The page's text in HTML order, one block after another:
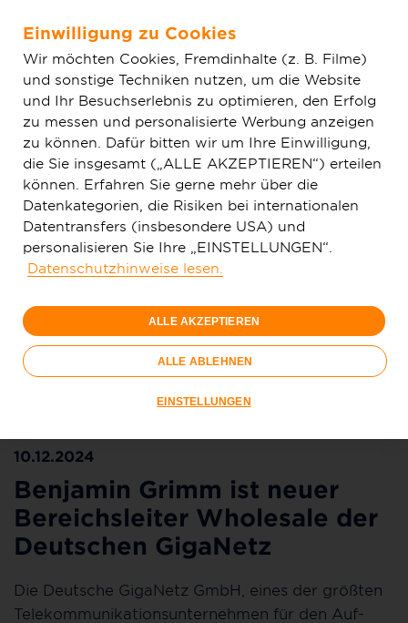
Zum Hauptinhalt springen
Aktuelles
Bereichsleiter Wholesale der Deutschen GigaNetz
Benjamin Grimm ©Deutsche GigaNetz
10.12.2024
Benjamin Grimm ist neuer
Bereichsleiter Wholesale der
Deutschen GigaNetz
Die Deutsche GigaNetz GmbH, eines der größten
Telekommunikationsunternehmen für den Auf-
Einwilligung zu Cookies
Wir möchten Cookies, Fremdinhalte (z. B. Filme)
und sonstige Techniken nutzen, um die Website
und Ihr Besuchserlebnis zu optimieren, den Erfolg
zu messen und personalisierte Werbung anzeigen
zu können. Dafür bitten wir um Ihre Einwilligung,
die Sie insgesamt („ALLE AKZEPTIEREN“) erteilen
können. Erfahren Sie gerne mehr über die
Datenkategorien, die Risiken bei internationalen
Datentransfers (insbesondere USA) und
personalisieren Sie Ihre „EINSTELLUNGEN“.
Datenschutzhinweise lesen.
ALLE AKZEPTIEREN
ALLE ABLEHNEN
EINSTELLUNGEN